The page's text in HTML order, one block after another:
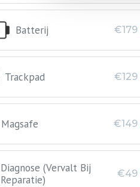
Batterij €179
Trackpad €129
Magsafe €149
Diagnose (vervalt Bij
Reparatie)
€49